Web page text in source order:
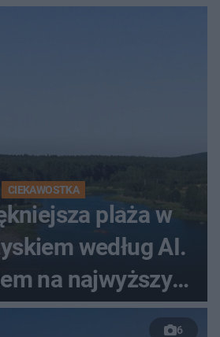
CIEKAWOSTKA
plaża w
według AI.
na najwyższy
Świętokrzyskich
6